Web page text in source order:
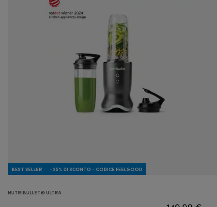
BEST SELLER -25% DI SCONTO - CODICE FEELGOOD
NUTRIBULLET® ULTRA